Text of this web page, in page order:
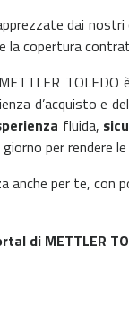
dai
la copertura
d’acquisto e
fluida,
per
anche per te,
di METTLER